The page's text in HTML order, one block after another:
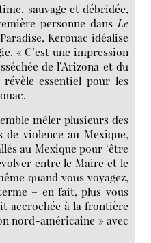
sauvage et débridée,
personne dans Le
Kerouac idéalise
« C’est une impression
de l’Arizona et du
essentiel pour les
mêler plusieurs des
de violence au Mexique,
au Mexique pour ‘être
entre le Maire et le
quand vous voyagez,
– en fait, plus vous
accrochée à la frontière
nord-américaine » avec